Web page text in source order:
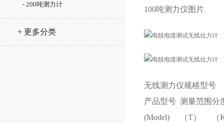
- 200吨测力计
+ 更多分类
100吨测力仪图片
无线测力仪规格型号
产品型号
(Model)
测量范围
（T）
分